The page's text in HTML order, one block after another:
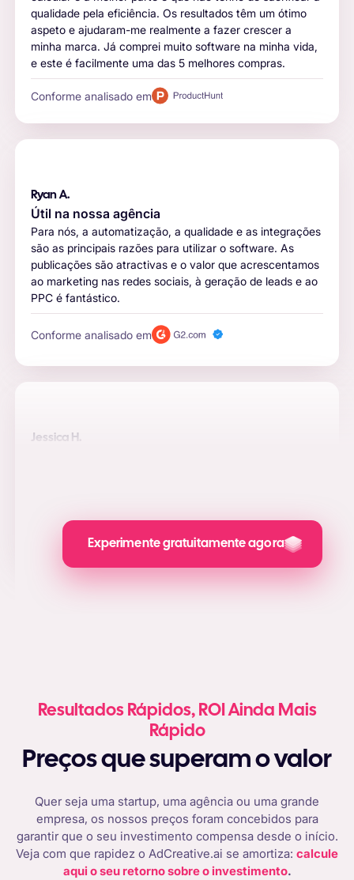
qualidade pela eficiência. Os resultados têm um ótimo
aspeto e ajudaram-me realmente a fazer crescer a
minha marca. Já comprei muito software na minha vida,
e este é facilmente uma das 5 melhores compras.
Conforme analisado em
Ryan A.
Útil na nossa agência
Para nós, a automatização, a qualidade e as integrações
são as principais razões para utilizar o software. As
publicações são atractivas e o valor que acrescentamos
ao marketing nas redes sociais, à geração de leads e ao
PPC é fantástico.
Conforme analisado em
Jessica H.
Conforme analisado em
Experimente gratuitamente agora
Resultados Rápidos, ROI Ainda Mais
Rápido
Preços que superam o valor
Quer seja uma startup, uma agência ou uma grande
empresa, os nossos preços foram concebidos para
garantir que o seu investimento compensa desde o início.
Veja com que rapidez o AdCreative.ai se amortiza: calcule
aqui o seu retorno sobre o investimento.